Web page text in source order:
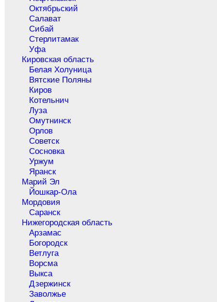
Октябрьский
Салават
Сибай
Стерлитамак
Уфа
Кировская область
Белая Холуница
Вятские Поляны
Киров
Котельнич
Луза
Омутнинск
Орлов
Советск
Сосновка
Уржум
Яранск
Марий Эл
Йошкар-Ола
Мордовия
Саранск
Нижегородская область
Арзамас
Богородск
Ветлуга
Ворсма
Выкса
Дзержинск
Заволжье